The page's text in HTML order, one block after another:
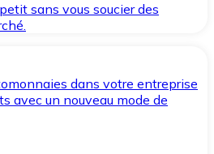
sans vous soucier des
dans votre entreprise
avec un nouveau mode de